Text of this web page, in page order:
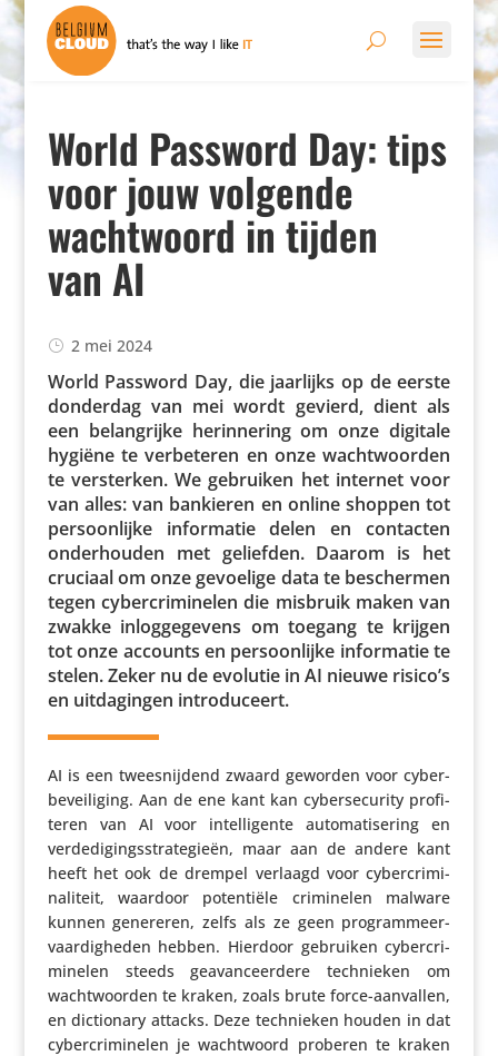
World Password Day: tips
voor jouw volgende
wachtwoord in tijden
van AI
2 mei 2024
World Password Day, die jaarlijks op de eerste
donderdag van mei wordt gevierd, dient als
een belang­rijke herin­ne­ring om onze digitale
hygiëne te verbe­teren en onze wacht­woorden
te versterken. We gebruiken het internet voor
van alles: van bankieren en online shoppen tot
persoon­lijke infor­matie delen en contacten
onder­houden met geliefden. Daarom is het
cruciaal om onze gevoelige data te beschermen
tegen cyber­cri­mi­nelen die misbruik maken van
zwakke inlog­ge­ge­vens om toegang te krijgen
tot onze accounts en persoon­lijke infor­matie te
stelen. Zeker nu de evolutie in AI nieuwe risico’s
en uitda­gingen introduceert.
AI is een twee­snij­dend zwaard geworden voor cyber­
be­vei­li­ging. Aan de ene kant kan cyber­se­cu­rity profi­
teren van AI voor intel­li­gente auto­ma­ti­se­ring en
verde­di­gings­stra­te­gieën, maar aan de andere kant
heeft het ook de drempel verlaagd voor cyber­cri­mi­
na­li­teit, waardoor poten­tiële crimi­nelen malware
kunnen genereren, zelfs als ze geen program­meer­
vaar­dig­heden hebben. Hierdoor gebruiken cyber­cri­
mi­nelen steeds geavan­ceer­dere tech­nieken om
wacht­woorden te kraken, zoals brute force-aanvallen,
en dicti­o­nary attacks. Deze tech­nieken houden in dat
cyber­cri­mi­nelen je wacht­woord proberen te kraken